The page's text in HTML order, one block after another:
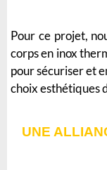
Pour ce projet,
corps en inox
pour sécuriser et
choix esthétiques
UNE